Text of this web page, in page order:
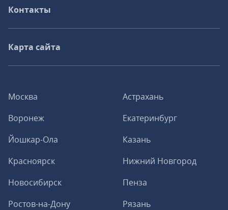
Москва
Астрахань
Воронеж
Екатеринбург
Йошкар-Ола
Казань
Красноярск
Нижний Новгород
Новосибирск
Пенза
Ростов-на-Дону
Рязань
Контакты
Карта сайта